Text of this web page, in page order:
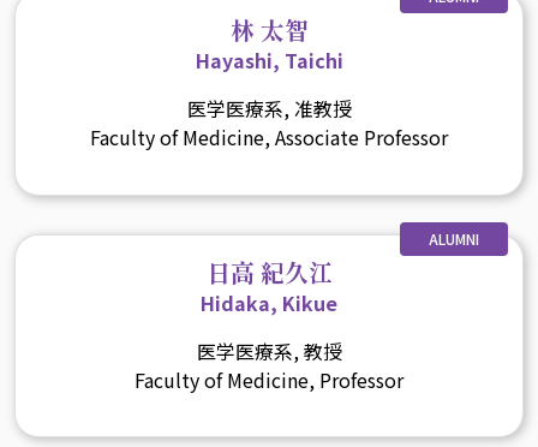
林 太智
Hayashi, Taichi
医学医療系, 准教授
Faculty of Medicine, Associate Professor
ALUMNI
日高 紀久江
Hidaka, Kikue
医学医療系, 教授
Faculty of Medicine, Professor